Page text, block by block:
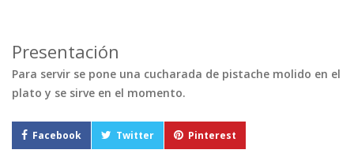
Presentación
Para servir se pone una cucharada de pistache molido en el
plato y se sirve en el momento.
Facebook Twitter Pinterest